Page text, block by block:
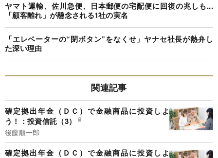
ヤマト運輸、佐川急便、日本郵便の宅配便に回復の兆しも...
「顧客離れ」が懸念される1社の実名
「エレベーターの“閉ボタン”をなくせ」ヤナセ社長が熱弁し
た深い理由
関連記事
確定拠出年金（ＤＣ）で金融商品に投資しよ
う！：投資信託（3）
後藤順一郎
確定拠出年金（ＤＣ）で金融商品に投資しよ